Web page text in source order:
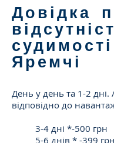
Довідка
Яремчі
День у день та 1-2 дні.
відповідно до
3-4 дні *-500 грн
5-6 днів * -399 грн